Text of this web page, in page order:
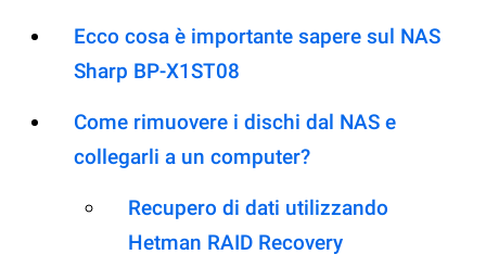
Ecco cosa è importante sapere sul NAS
Sharp BP-X1ST08
Come rimuovere i dischi dal NAS e
collegarli a un computer?
Recupero di dati utilizzando
Hetman RAID Recovery